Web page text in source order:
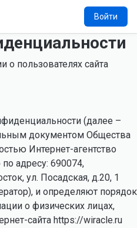
Войти
пользователях сайта
(далее –
документом Общества
Интернет-агентство
адресу: 690074,
ул. Посадская, д.20, 1
и определяют порядок
о физических лицах,
сайта https://wiracle.ru